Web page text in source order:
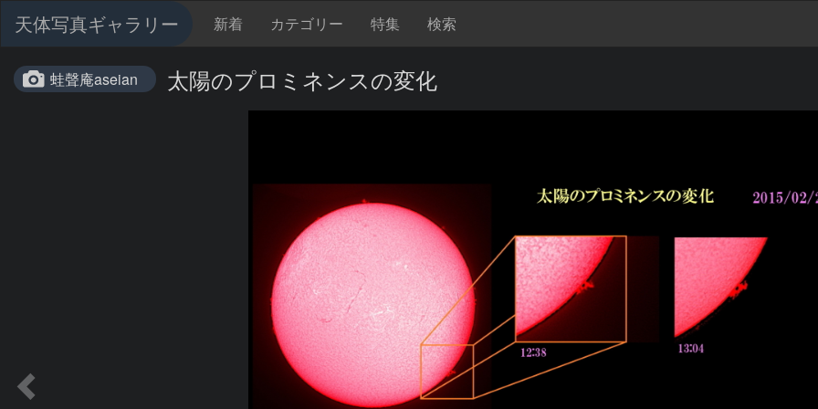
天体写真ギャラリー 新着 カテゴリー 特集 検索
蛙聲庵aseian 太陽のプロミネンスの変化